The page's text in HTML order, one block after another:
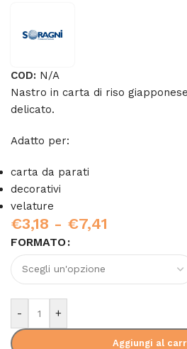
COD: N/A
Nastro in carta di riso
delicato.
Adatto per:
carta da parati
decorativi
velature
€3,18 - €7,41
FORMATO
- +
Aggiungi al